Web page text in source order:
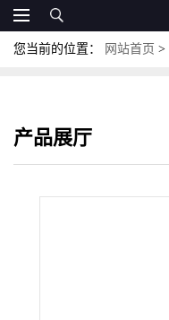
您当前的位置： 网站首页 >
产品展厅